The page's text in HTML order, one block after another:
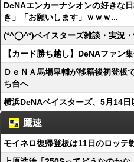
DeNAエンカーナシオンの好きな
き」「お願いします」ｗｗｗ...
(*^◯^*)ベイスターズ雑談・実況
【カード勝ち越し】DeNAファン
ＤｅＮＡ馬場皐輔が移籍後初登
ち台へ
横浜DeNAベイスターズ、5月14
鷹速
モイネロ復帰登板は11日のロッテ